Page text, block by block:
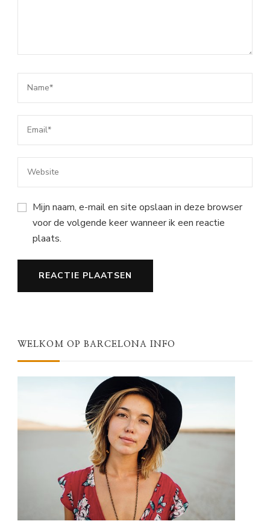
Mijn naam, e-mail en site opslaan in deze browser
voor de volgende keer wanneer ik een reactie
plaats.
WELKOM OP BARCELONA INFO